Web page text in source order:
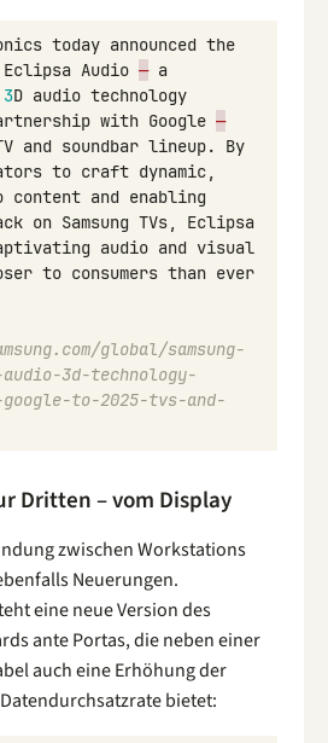
today announced the
Eclipsa Audio — a
3D audio technology
with Google —
and soundbar lineup.
By
to craft dynamic
content and enabling
on Samsung TVs
Eclipsa
audio and visual
to consumers than ever
global/samsung-
3d-technology-
to-2025-tvs-and-
Dritten – vom Display
zwischen Workstations
Neuerungen.
eine neue Version des
ante Portas, die neben einer
auch eine Erhöhung der
bietet: